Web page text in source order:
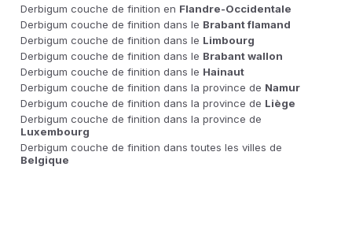
Derbigum couche de finition en Flandre-Occidentale
Derbigum couche de finition dans le Brabant flamand
Derbigum couche de finition dans le Limbourg
Derbigum couche de finition dans le Brabant wallon
Derbigum couche de finition dans le Hainaut
Derbigum couche de finition dans la province de Namur
Derbigum couche de finition dans la province de Liège
Derbigum couche de finition dans la province de
Luxembourg
Derbigum couche de finition dans toutes les villes de
Belgique